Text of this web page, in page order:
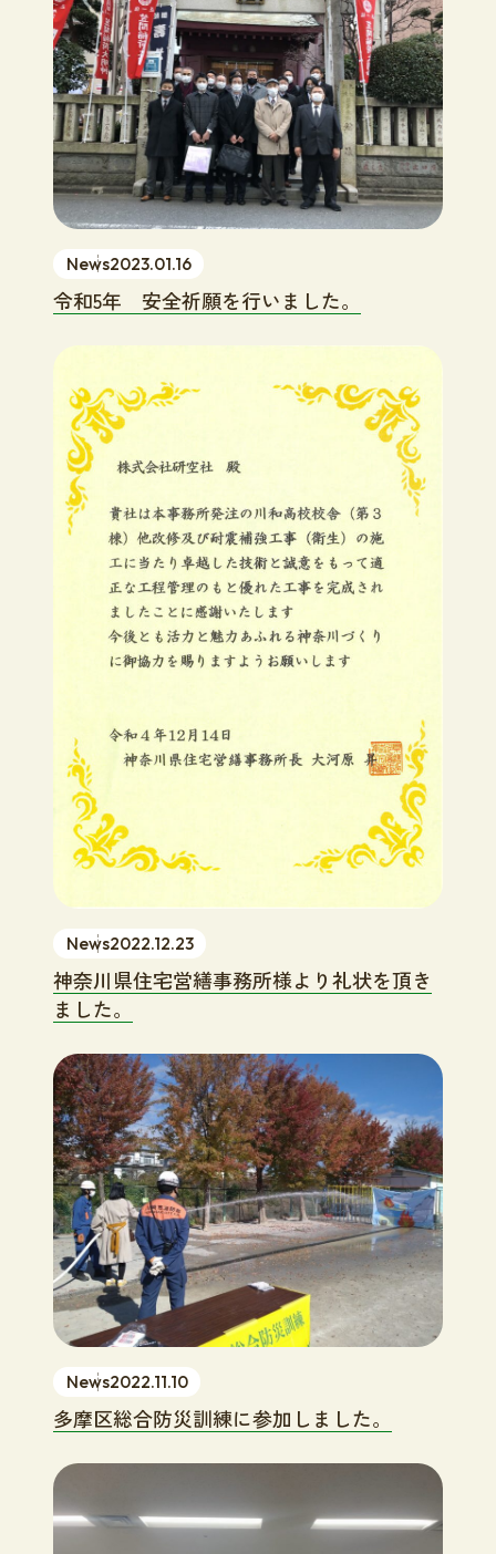
News2023.01.16
令和5年 安全祈願を行いました。
News2022.12.23
神奈川県住宅営繕事務所様より礼状を頂き
ました。
News2022.11.10
多摩区総合防災訓練に参加しました。